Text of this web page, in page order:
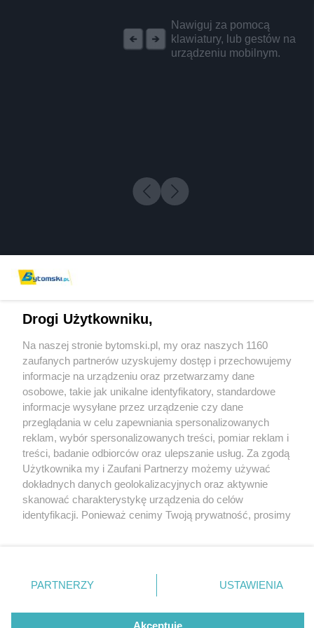
Nawiguj za pomocą
klawiatury, lub gestów na
urządzeniu mobilnym.
3 / 0
Wydawca mediów lokalnych
Nie zapomnij
zapoznać się z:
polityką prywatności regulamin korzystania z portali
Twojemiasto
Piekary Śląskie
Chorzów
Tarnowskie Góry
Gliwice
Skontakuj sięz nami
Kontakt
Wydawca
Pogoda
Drogi Użytkowniku,
Na naszej stronie bytomski.pl, my oraz naszych 1160
zaufanych partnerów uzyskujemy dostęp i przechowujemy
informacje na urządzeniu oraz przetwarzamy dane
osobowe, takie jak unikalne identyfikatory, standardowe
informacje wysyłane przez urządzenie czy dane
przeglądania w celu zapewniania spersonalizowanych
reklam, wybór spersonalizowanych treści, pomiar reklam i
treści, badanie odbiorców oraz ulepszanie usług. Za zgodą
Użytkownika my i Zaufani Partnerzy możemy używać
dokładnych danych geolokalizacyjnych oraz aktywnie
skanować charakterystykę urządzenia do celów
identyfikacji. Ponieważ cenimy Twoją prywatność, prosimy
prywatności znajdujący się w lewym dolnym rogu strony
. Niektóre rodzaje przetwarzania danych nie wymagają
zgody użytkownika, ale masz prawo sprzeciwić się
takiemu przetwarzaniu. Preferencje będą miały
PARTNERZY USTAWIENIA
Akceptuję